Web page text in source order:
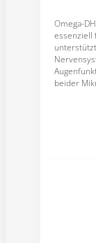
Omega-
essenziell
beider